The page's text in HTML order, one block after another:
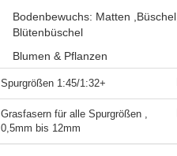
Bodenbewuchs: Matten ,Büschel,
Blütenbüschel
Blumen & Pflanzen
Spurgrößen 1:45/1:32+
Grasfasern für alle Spurgrößen ,
0,5mm bis 12mm